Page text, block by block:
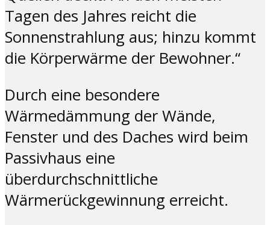
Tagen des Jahres reicht die
Sonnenstrahlung aus; hinzu kommt
die Körperwärme der Bewohner.“
Durch eine besondere
Wärmedämmung der Wände,
Fenster und des Daches wird beim
Passivhaus eine
überdurchschnittliche
Wärmerückgewinnung erreicht.